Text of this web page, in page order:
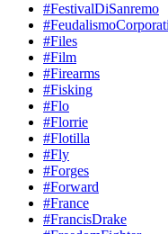
#FestivalDiSanremo
#Files
#Film
#Firearms
#Fisking
#Flo
#Florrie
#Flotilla
#Fly
#Forges
#Forward
#France
#FrancisDrake